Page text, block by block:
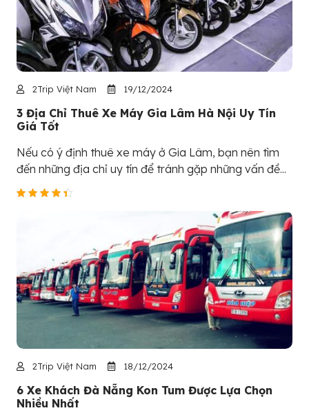
2Trip Việt Nam 19/12/2024
3 Địa Chỉ Thuê Xe Máy Gia Lâm Hà Nội Uy Tín
Giá Tốt
Nếu có ý định thuê xe máy ở Gia Lâm, bạn nên tìm
đến những địa chỉ uy tín để tránh gặp những vấn đề...
2Trip Việt Nam 18/12/2024
6 Xe Khách Đà Nẵng Kon Tum Được Lựa Chọn
Nhiều Nhất